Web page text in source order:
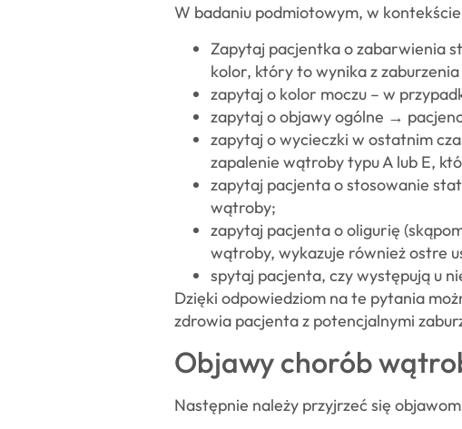
W badaniu podmiotowym, w
Zapytaj pacjentka o zabarwienia
kolor, który to wynika z
zapytaj o kolor moczu – w
zapytaj o objawy ogólne →
zapytaj o wycieczki w ostatnim
zapalenie wątroby typu A lub E,
zapytaj pacjenta o stosowanie
wątroby;
zapytaj pacjenta o oligurię
wątroby, wykazuje również ostre
spytaj pacjenta, czy występują u
Dzięki odpowiedziom na te pytania
zdrowia pacjenta z potencjalnymi
Objawy chorób
Następnie należy przyjrzeć się